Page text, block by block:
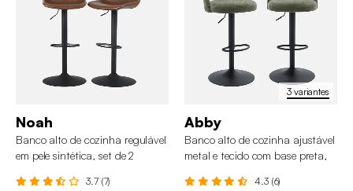
Noah
Banco alto de cozinha regulável
em pele sintética, set de 2
3.7 (7)
3 variantes
Abby
Banco alto de cozinha ajustável
metal e tecido com base preta,
4.3 (6)